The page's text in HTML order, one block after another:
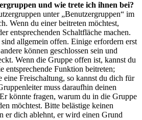
und wie trete ich ihnen bei?
unter „Benutzergruppen“ im
Wenn du einer beitreten möchtest,
entsprechenden Schaltfläche machen.
allgemein offen. Einige erfordern erst
können geschlossen sein und
Wenn die Gruppe offen ist, kannst du
entsprechende Funktion beitreten;
eine Freischaltung, so kannst du dich für
muss daraufhin deinen
könnte fragen, warum du in die Gruppe
möchtest. Bitte belästige keinen
er dich ablehnt, er wird einen Grund